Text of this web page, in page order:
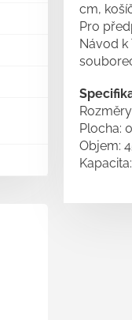
cm,
Pro
Návod k
Plocha:
Objem: